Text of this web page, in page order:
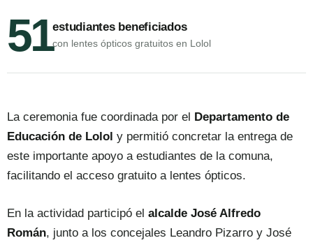
51estudiantes beneficiados
con lentes ópticos gratuitos en Lolol
La ceremonia fue coordinada por el Departamento de
Educación de Lolol y permitió concretar la entrega de
este importante apoyo a estudiantes de la comuna,
facilitando el acceso gratuito a lentes ópticos.
En la actividad participó el alcalde José Alfredo
Román, junto a los concejales Leandro Pizarro y José